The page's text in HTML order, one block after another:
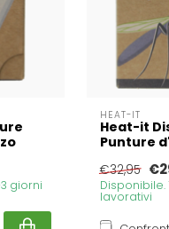
giorni
HEAT-IT
Heat-it
Punture
€32,95
lavorativi